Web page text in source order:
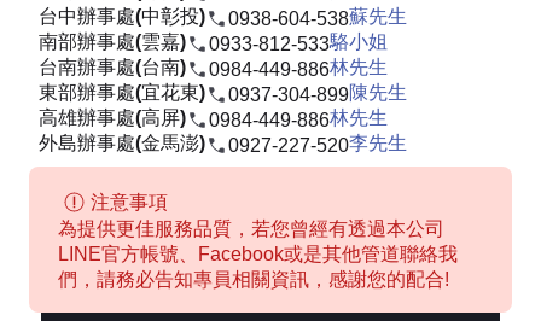
台中辦事處(中彰投)
0938-604-538蘇先生
南部辦事處(雲嘉)
0933-812-533駱小姐
台南辦事處(台南)
0984-449-886林先生
東部辦事處(宜花東)
0937-304-899陳先生
高雄辦事處(高屏)
0984-449-886林先生
外島辦事處(金馬澎)
0927-227-520李先生
注意事項
為提供更佳服務品質，若您曾經有透過本公司
LINE官方帳號、Facebook或是其他管道聯絡我
們，請務必告知專員相關資訊，感謝您的配合!